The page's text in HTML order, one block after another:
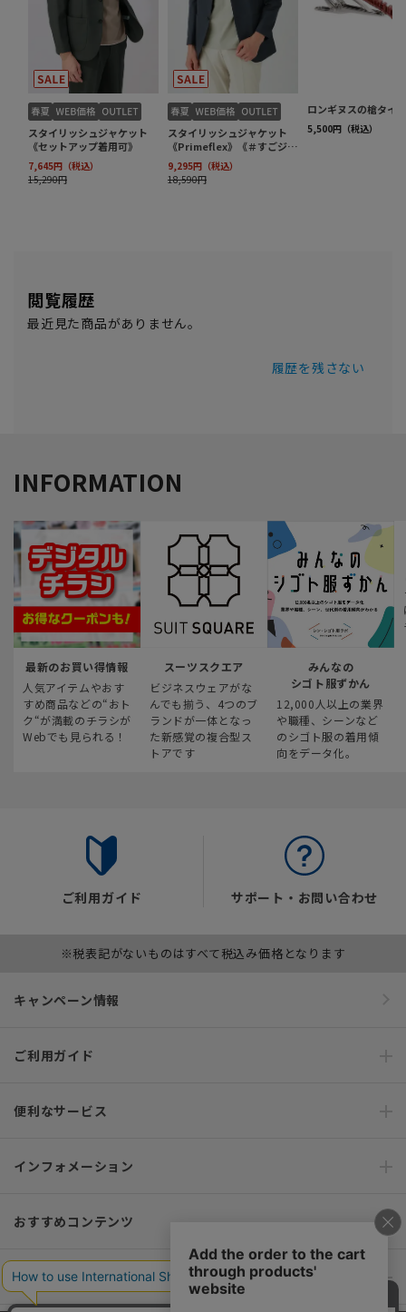
閲覧履歴
最近見た商品がありません。
履歴を残さない
INFORMATION
最新のお買い得情報
人気アイテムやおす
すめ商品などの“おト
ク“が満載のチラシが
Webでも見られる！
スーツスクエア
ビジネスウェアがな
んでも揃う、4つのブ
ランドが一体となっ
た新感覚の複合型ス
トアです
みんなの
シゴト服ずかん
12,000人以上の業界
や職種、シーンなど
のシゴト服の着用傾
向をデータ化。
ご利用ガイド サポート・お問い合わせ
※税表記がないものはすべて税込み価格となります
キャンペーン情報
ご利用ガイド
便利なサービス
インフォメーション
おすすめコンテンツ
ポリシー・企業情報